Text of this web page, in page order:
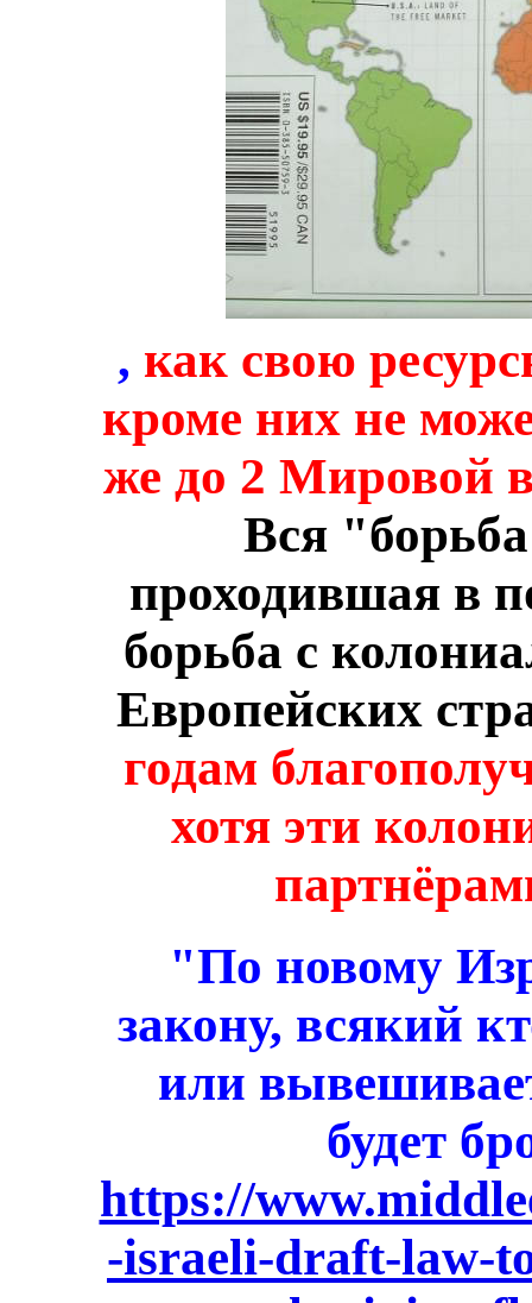
, как свою
кроме них не
же до 2 Мировой
Вся
проходившая в
борьба с
Европейских
годам
хотя эти
"По новому
закону, всякий
или
будет
https://
-israeli-draft-law-